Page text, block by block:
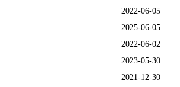
2022-06-05
2025-06-05
2022-06-02
2023-05-30
2021-12-30